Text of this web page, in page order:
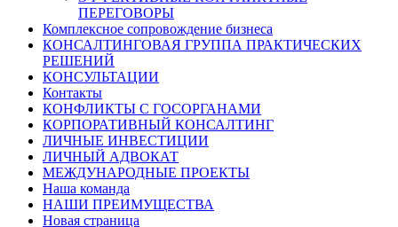
ПЕРЕГОВОРЫ
Комплексное сопровождение бизнеса
КОНСАЛТИНГОВАЯ ГРУППА ПРАКТИЧЕСКИХ
РЕШЕНИЙ
КОНСУЛЬТАЦИИ
Контакты
КОНФЛИКТЫ С ГОСОРГАНАМИ
КОРПОРАТИВНЫЙ КОНСАЛТИНГ
ЛИЧНЫЕ ИНВЕСТИЦИИ
ЛИЧНЫЙ АДВОКАТ
МЕЖДУНАРОДНЫЕ ПРОЕКТЫ
Наша команда
НАШИ ПРЕИМУЩЕСТВА
Новая страница